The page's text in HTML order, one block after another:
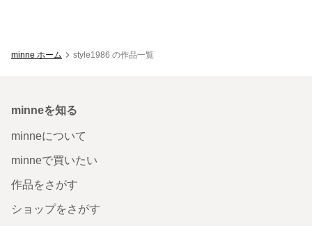
minne ホーム style1986 の作品一覧
minneを知る
minneについて
minneで買いたい
作品をさがす
ショップをさがす